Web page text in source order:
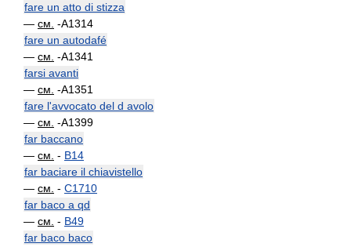
fare un atto di stizza
— см. -A1314
fare un autodafé
— см. -A1341
farsi avanti
— см. -A1351
fare l'avvocato del d avolo
— см. -A1399
far baccano
— см. - B14
far baciare il chiavistello
— см. - C1710
far baco a qd
— см. - B49
far baco baco